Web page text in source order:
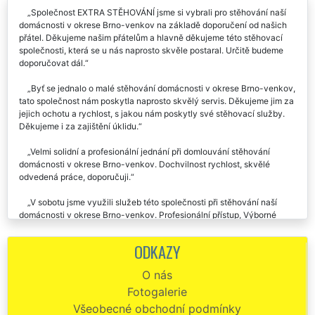
Recenze našich služeb stěhování od zákazníků:
Společnost EXTRA STĚHOVÁNÍ jsme si vybrali pro stěhování naší
domácnosti v okrese Brno-venkov na základě doporučení od našich
přátel. Děkujeme našim přátelům a hlavně děkujeme této stěhovací
společnosti, která se u nás naprosto skvěle postaral. Určitě budeme
doporučovat dál.
Byť se jednalo o malé stěhování domácnosti v okrese Brno-venkov,
tato společnost nám poskytla naprosto skvělý servis. Děkujeme jim za
jejich ochotu a rychlost, s jakou nám poskytly své stěhovací služby.
Děkujeme i za zajištění úklidu.
Velmi solidní a profesionální jednání při domlouvání stěhování
domácnosti v okrese Brno-venkov. Dochvilnost rychlost, skvělé
odvedená práce, doporučuji.
V sobotu jsme využili služeb této společnosti při stěhování naší
domácnosti v okrese Brno-venkov. Profesionální přístup, Výborné
vystupování. Za nás dáváme společnosti EXTRA STĚHOVÁNÍ palec
Tato společnost mi zajišťovala stěhování v okrese Brno-venkov.
Stěhoval jsem celou svoji domácnost včetně veškerého vybavení
ODKAZY
O nás